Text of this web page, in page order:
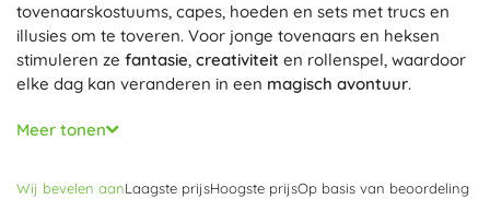
tovenaarskostuums, capes, hoeden en sets met trucs en
illusies om te toveren. Voor jonge tovenaars en heksen
stimuleren ze fantasie, creativiteit en rollenspel, waardoor
elke dag kan veranderen in een magisch avontuur.
Kies realistische toverstokken om trucs te oefenen,
comfortabele
voor in de collectie. Er zijn ook thematische bouwsets,
Meer tonen
Wij bevelen aanLaagste prijsHoogste prijsOp basis van beoordeling